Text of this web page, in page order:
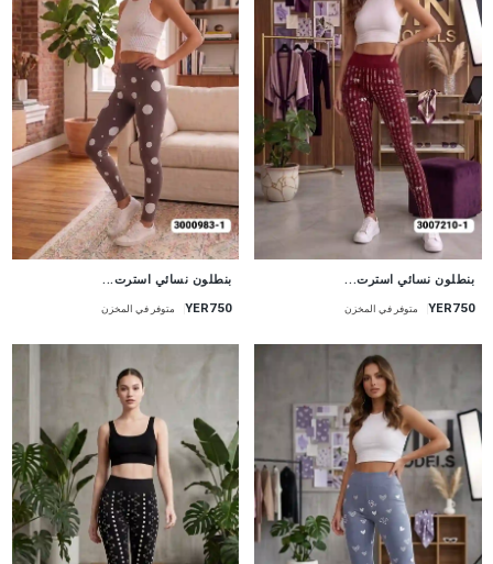
بنطلون نسائي استرت...
YER750 متوفر في المخزن
بنطلون نسائي استرت...
YER750 متوفر في المخزن